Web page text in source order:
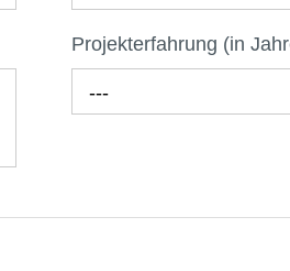
Projekterfahrung (in
---